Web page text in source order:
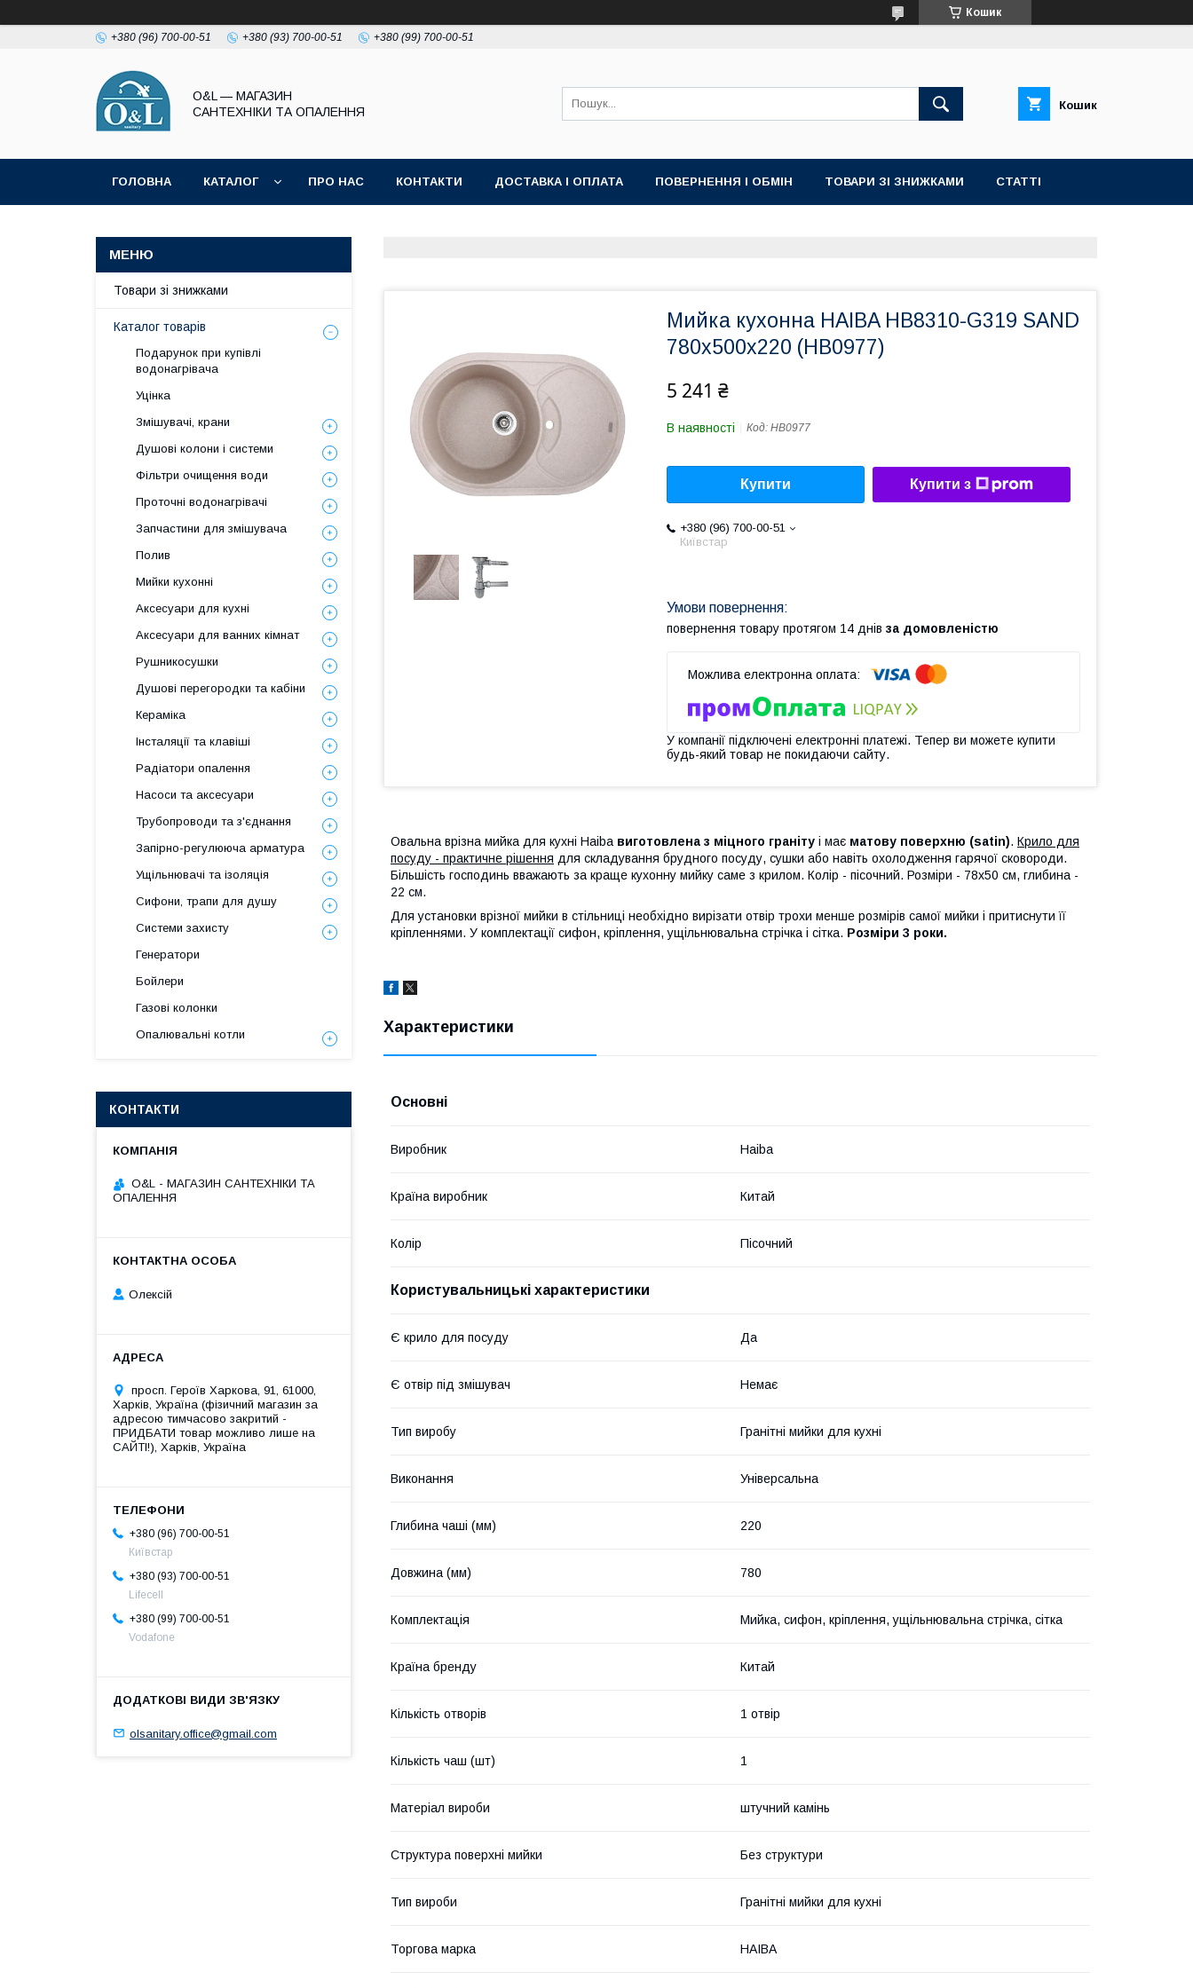
Кошик
+380 (96) 700-00-51 +380 (93) 700-00-51 +380 (99) 700-00-51
O&L — МАГАЗИН
САНТЕХНІКИ ТА ОПАЛЕННЯ
Кошик
ГОЛОВНА КАТАЛОГ ПРО НАС КОНТАКТИ ДОСТАВКА І ОПЛАТА ПОВЕРНЕННЯ І ОБМІН ТОВАРИ ЗІ ЗНИЖКАМИ СТАТТІ
Мийка кухонна HAIBA HB8310-G319 SAND
780x500x220 (HB0977)
5 241 ₴
В наявності Код: HB0977
Купити Купити з
+380 (96) 700-00-51
Київстар
повернення товару протягом 14 днів за домовленістю
У компанії підключені електронні платежі. Тепер ви можете купити
будь-який товар не покидаючи сайту.
Овальна врізна мийка для кухні Haiba виготовлена з міцного граніту і має матову поверхню (satin). Крило для
посуду - практичне рішення для складування брудного посуду, сушки або навіть охолодження гарячої сковороди.
Більшість господинь вважають за краще кухонну мийку саме з крилом. Колір - пісочний. Розміри - 78х50 см, глибина -
22 см.
Для установки врізної мийки в стільниці необхідно вирізати отвір трохи менше розмірів самої мийки і притиснути її
кріпленнями. У комплектації сифон, кріплення, ущільнювальна стрічка і сітка. Розміри 3 роки.
Характеристики
Основні
Виробник Haiba
Країна виробник Китай
Колір Пісочний
Користувальницькі характеристики
Є крило для посуду Да
Є отвір під змішувач Немає
Тип виробу Гранітні мийки для кухні
Виконання Універсальна
Глибина чаші (мм) 220
Довжина (мм) 780
Комплектація Мийка, сифон, кріплення, ущільнювальна стрічка, сітка
Країна бренду Китай
Кількість отворів 1 отвір
Кількість чаш (шт) 1
Матеріал вироби штучний камінь
Структура поверхні мийки Без структури
Тип вироби Гранітні мийки для кухні
Торгова марка HAIBA
Товари зі знижками
Каталог товарів
Подарунок при купівлі
водонагрівача
Уцінка
Змішувачі, крани
Душові колони і системи
Фільтри очищення води
Проточні водонагрівачі
Запчастини для змішувача
Полив
Мийки кухонні
Аксесуари для кухні
Аксесуари для ванних кімнат
Рушникосушки
Душові перегородки та кабіни
Кераміка
Інсталяції та клавіші
Радіатори опалення
Насоси та аксесуари
Трубопроводи та з'єднання
Запірно-регулююча арматура
Ущільнювачі та ізоляція
Сифони, трапи для душу
Системи захисту
Генератори
Бойлери
Газові колонки
Опалювальні котли
КОНТАКТИ
O&L - МАГАЗИН САНТЕХНІКИ ТА
ОПАЛЕННЯ
Олексій
просп. Героїв Харкова, 91, 61000,
Харків, Україна (фізичний магазин за
адресою тимчасово закритий -
ПРИДБАТИ товар можливо лише на
САЙТІ!), Харків, Україна
+380 (96) 700-00-51
Київстар
+380 (93) 700-00-51
Lifecell
+380 (99) 700-00-51
Vodafone
olsanitary.office@gmail.com